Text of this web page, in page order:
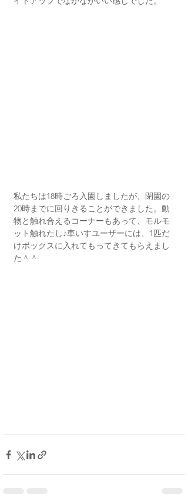
私たちは18時ごろ入園しましたが、閉園の
20時までに回りきることができました。動
物と触れ合えるコーナーもあって、モルモ
ット触れたし♪車いすユーザーには、1匹だ
けボックスに入れてもってきてもらえまし
た＾＾